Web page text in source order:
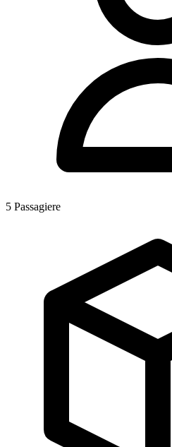
5 Passagiere